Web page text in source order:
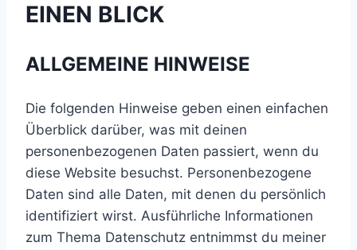
EINEN BLICK
ALLGEMEINE HINWEISE
Die folgenden Hinweise geben einen einfachen
Überblick darüber, was mit deinen
personenbezogenen Daten passiert, wenn du
diese Website besuchst. Personenbezogene
Daten sind alle Daten, mit denen du persönlich
identifiziert wirst. Ausführliche Informationen
zum Thema Datenschutz entnimmst du meiner